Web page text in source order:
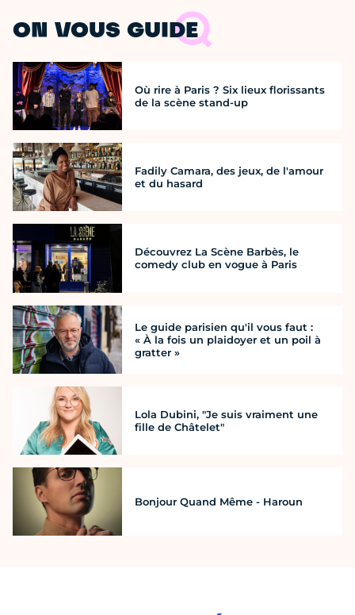
ON VOUS GUIDE
Où rire à Paris ? Six lieux florissants
de la scène stand-up
Fadily Camara, des jeux, de l'amour
et du hasard
Découvrez La Scène Barbès, le
comedy club en vogue à Paris
Le guide parisien qu'il vous faut :
« À la fois un plaidoyer et un poil à
gratter »
Lola Dubini, "Je suis vraiment une
fille de Châtelet"
Bonjour Quand Même - Haroun